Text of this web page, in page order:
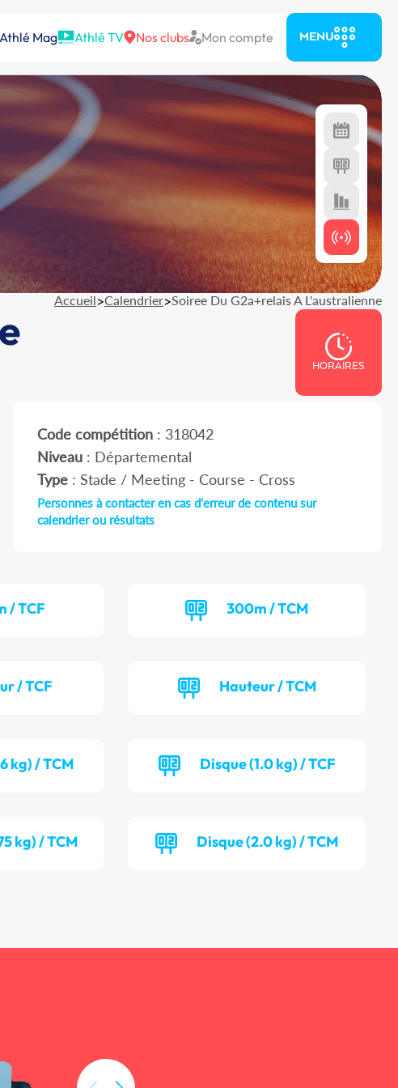
Athlé Mag Athlé TV Nos clubs Mon compte MENU
Accueil>Calendrier>Soiree Du G2a+relais A L'australienne
HORAIRES
Code compétition: 318042
Niveau: Départemental
Type: Stade / Meeting - Course - Cross
Personnes à contacter en cas d'erreur de contenu sur
calendrier ou résultats
/ TCF 300m / TCM
/ TCF Hauteur / TCM
kg) / TCM Disque (1.0 kg) / TCF
kg) / TCM Disque (2.0 kg) / TCM